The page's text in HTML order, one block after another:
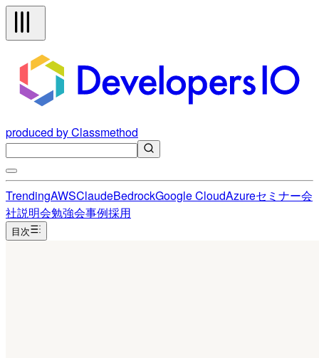
produced by Classmethod
TrendingAWSClaudeBedrockGoogle CloudAzureセミナー会
社説明会勉強会事例採用
目次